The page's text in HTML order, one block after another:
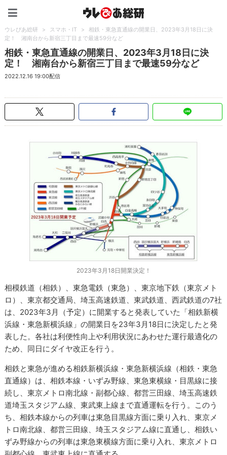
ウレぴあ総研 > スマホ・IT >
相鉄・東急直通線の開業日、2023年3月18日に決
定！ 湘南台から新宿三丁目まで最速59分など
相鉄・東急直通線の開業日、2023年3月18日に決
定！ 湘南台から新宿三丁目まで最速59分など
2022.12.16 19:00配信
2023年3月18日開業決定！
相模鉄道（相鉄）、東急電鉄（東急）、東京地下鉄（東京メト
ロ）、東京都交通局、埼玉高速鉄道、東武鉄道、西武鉄道の7社
は、2023年3月（予定）に開業すると発表していた「相鉄新横
浜線・東急新横浜線」の開業日を23年3月18日に決定したと発
表した。各社は利便性向上や利用状況にあわせた運行最適化の
ため、同日にダイヤ改正を行う。
相鉄と東急が進める相鉄新横浜線・東急新横浜線（相鉄・東急
直通線）は、相鉄本線・いずみ野線、東急東横線・目黒線に接
続し、東京メトロ南北線・副都心線、都営三田線、埼玉高速鉄
道埼玉スタジアム線、東武東上線まで直通運転を行う。このう
ち、相鉄本線からの列車は東急目黒線方面に乗り入れ、東京メ
トロ南北線、都営三田線、埼玉スタジアム線に直通し、相鉄い
ずみ野線からの列車は東急東横線方面に乗り入れ、東京メトロ